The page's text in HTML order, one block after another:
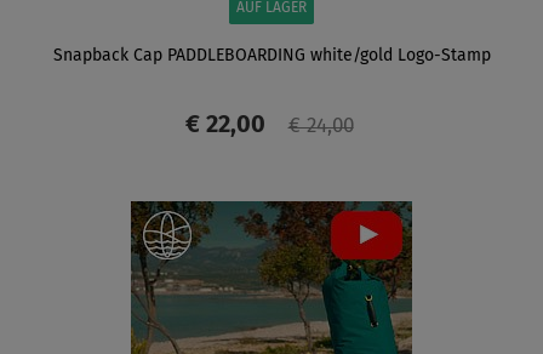
AUF LAGER
Snapback Cap PADDLEBOARDING white/gold Logo-Stamp
€ 22,00 € 24,00
ANZEIGEN